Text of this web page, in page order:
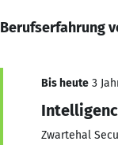
Berufserfahrung
Bis heute 3
Zwartehal